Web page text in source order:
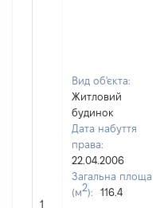
1
Вид об'єкта:
Житловий
будинок
Дата набуття
права:
22.04.2006
Загальна площа
(м2):
116.4